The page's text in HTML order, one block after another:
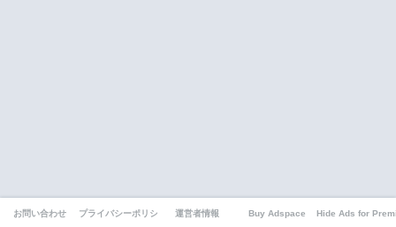
お問い合わせ プライバシーポリシー 運営者情報 Buy Adspace Hide Ads for